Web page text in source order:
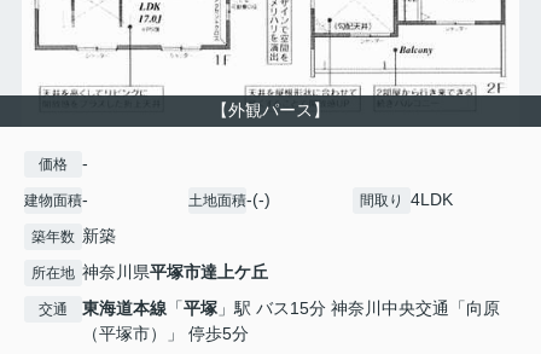
【外観パース】
価格 -
建物面積- 土地面積-(-) 間取り 4LDK
築年数 新築
所在地 神奈川県平塚市達上ケ丘
交通 東海道本線 「平塚 」駅 バス15分 神奈川中央交通「向原
（平塚市）」 停歩5分